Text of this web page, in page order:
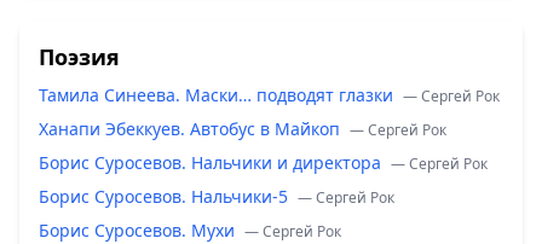
Поэзия
Тамила Синеева. Маски… подводят глазки — Сергей Рок
Ханапи Эбеккуев. Автобус в Майкоп — Сергей Рок
Борис Суросевов. Нальчики и директора — Сергей Рок
Борис Суросевов. Нальчики-5 — Сергей Рок
Борис Суросевов. Мухи — Сергей Рок